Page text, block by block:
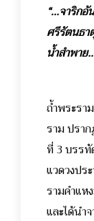
“...จาริก
ศรีรัตนธา
น้ำสำพาย
ถ้ำพระรา
ราม ปรา
ที่ 3 บรร
แวดวงปร
รามคำแห
และได้นำ